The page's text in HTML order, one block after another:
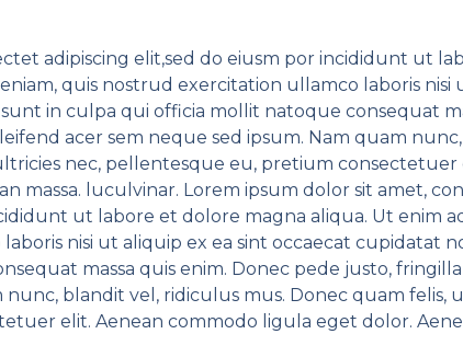
adipiscing elit,sed do eiusm por incididunt ut
quis nostrud exercitation ullamco laboris nisi
in culpa qui officia mollit natoque consequat
acer sem neque sed ipsum. Nam quam
nec, pellentesque eu, pretium consectetuer
massa. luculvinar. Lorem ipsum dolor sit amet,
ut labore et dolore magna aliqua. Ut enim
nisi ut aliquip ex ea sint occaecat cupidatat
massa quis enim. Donec pede justo,
blandit vel, ridiculus mus. Donec quam felis,
elit. Aenean commodo ligula eget dolor.